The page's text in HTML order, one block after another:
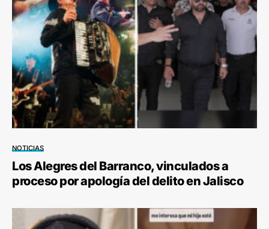
NOTICIAS
Los Alegres del Barranco, vinculados a
proceso por apología del delito en Jalisco